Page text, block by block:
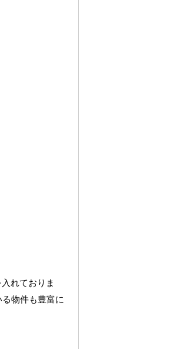
れておりま
物件も豊富に